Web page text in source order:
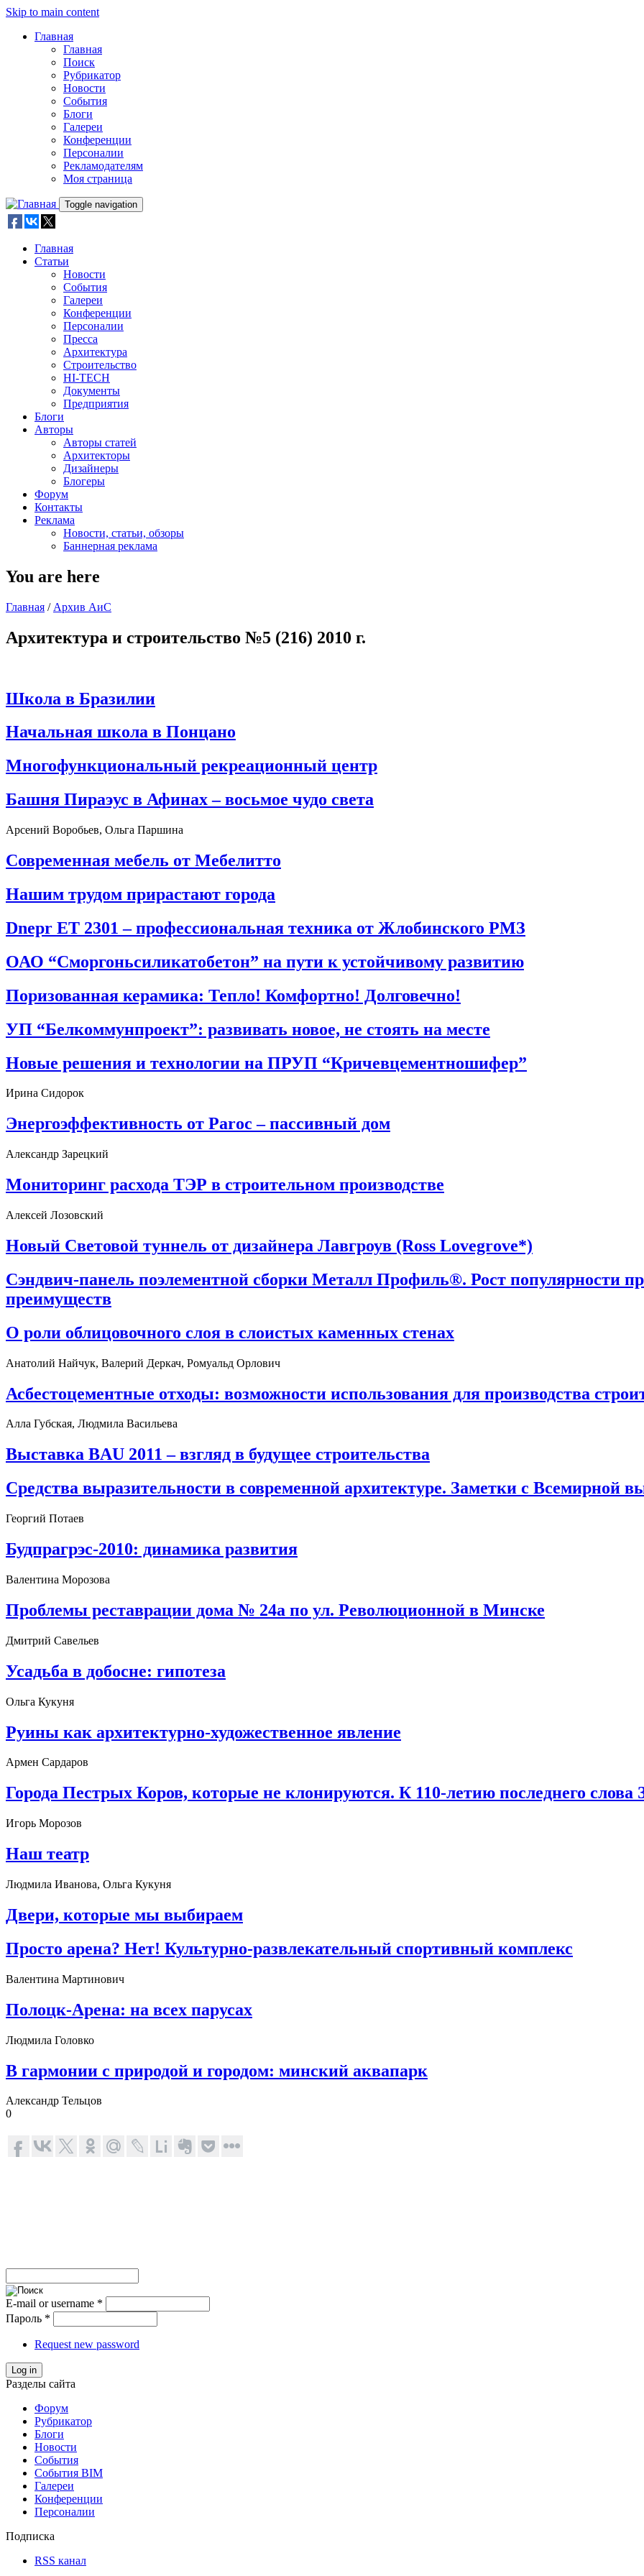
Skip to main content
Главная
Главная
Поиск
Рубрикатор
Новости
События
Блоги
Галереи
Конференции
Персоналии
Рекламодателям
Моя страница
Toggle navigation
Главная
Статьи
Новости
События
Галереи
Конференции
Персоналии
Пресса
Архитектура
Строительство
HI-TECH
Документы
Предприятия
Блоги
Авторы
Авторы статей
Архитекторы
Дизайнеры
Блогеры
Форум
Контакты
Реклама
Новости, статьи, обзоры
Баннерная реклама
You are here
Главная / Архив АиС
Архитектура и строительство №5 (216) 2010 г.
Школа в Бразилии
Начальная школа в Понцано
Многофункциональный рекреационный центр
Башня Пираэус в Афинах – восьмое чудо света
Арсений Воробьев, Ольга Паршина
Современная мебель от Мебелитто
Нашим трудом прирастают города
Dnepr ET 2301 – профессиональная техника от Жлобинского РМЗ
ОАО “Сморгоньсиликатобетон” на пути к устойчивому развитию
Поризованная керамика: Тепло! Комфортно! Долговечно!
УП “Белкоммунпроект”: развивать новое, не стоять на месте
Новые решения и технологии на ПРУП “Кричевцементношифер”
Ирина Сидорок
Энергоэффективность от Paroc – пассивный дом
Александр Зарецкий
Мониторинг расхода ТЭР в строительном производстве
Алексей Лозовский
Новый Световой туннель от дизайнера Лавгроув (Ross Lovegrove*)
Сэндвич-панель поэлементной сборки Металл Профиль®. Рост популярности
преимуществ
О роли облицовочного слоя в слоистых каменных стенах
Анатолий Найчук, Валерий Деркач, Ромуальд Орлович
Асбестоцементные отходы: возможности использования для производства
Алла Губская, Людмила Васильева
Выставка BAU 2011 – взгляд в будущее строительства
Средства выразительности в современной архитектуре. Заметки с Всемирной
Георгий Потаев
Будпрагрэс-2010: динамика развития
Валентина Морозова
Проблемы реставрации дома № 24а по ул. Революционной в Минске
Дмитрий Савельев
Усадьба в добосне: гипотеза
Ольга Кукуня
Руины как архитектурно-художественное явление
Армен Сардаров
Города Пестрых Коров, которые не клонируются. К 110-летию последнего слова
Игорь Морозов
Наш театр
Людмила Иванова, Ольга Кукуня
Двери, которые мы выбираем
Просто арена? Нет! Культурно-развлекательный спортивный комплекс
Валентина Мартинович
Полоцк-Арена: на всех парусах
Людмила Головко
В гармонии с природой и городом: минский аквапарк
Александр Тельцов
0
E-mail or username *
Пароль *
Request new password
Log in
Разделы сайта
Форум
Рубрикатор
Блоги
Новости
События
События BIM
Галереи
Конференции
Персоналии
Подписка
RSS канал